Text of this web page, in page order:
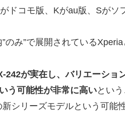
ドコモ版、Kがau版、Sがソ
のみ”で展開されているXperia
242が実在し、バリエーシ
う可能性が非常に高いとい
新シリーズモデルという可能